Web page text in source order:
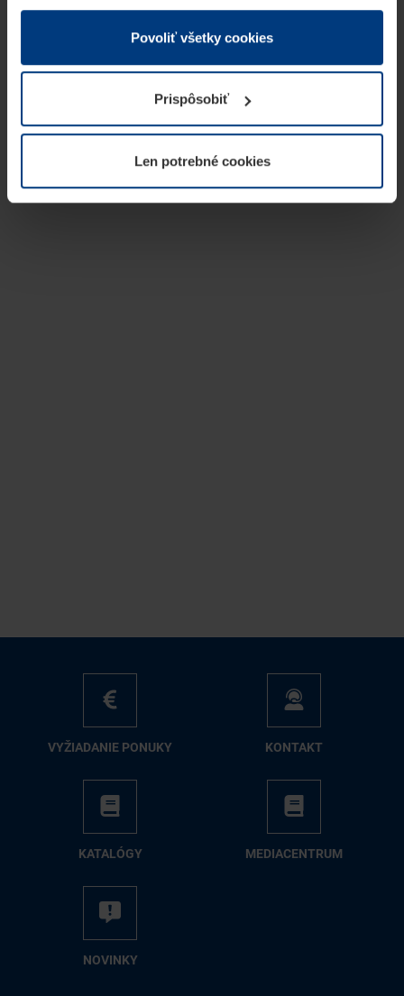
v rámci Vášho využívania služieb.
Z právneho hľadiska môžeme cookies ukladať na Vašom
prevádzku tejto stránky. Pre všetky ostatné typy cookie
potrebujeme Vaše povolenie. Vaše povolenie môžete
kedykoľvek zmeniť alebo odvolať vo vysvetlení cookie
našej webovej stránky.
Povoliť všetky cookies
Prispôsobiť
Len potrebné cookies
VY­ŽIA­DA­NIE PO­NU­KY KON­TAKT
KA­TA­LÓ­GY ME­DIA­CEN­TRUM
NO­VIN­KY